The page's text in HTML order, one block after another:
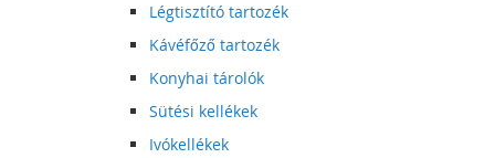
Légtisztító tartozék
Kávéfőző tartozék
Konyhai tárolók
Sütési kellékek
Ivókellékek